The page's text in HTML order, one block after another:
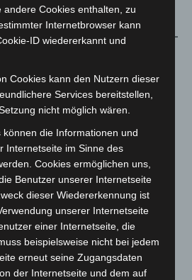
andere Cookies enthalten, zu
Internetbrowser kann
ID wiedererkannt und
Cookies kann den Nutzern dieser
Services bereitstellen,
nicht möglich wären.
können die Informationen und
Internetseite im Sinne des
Cookies ermöglichen uns,
Benutzer unserer Internetseite
dieser Wiedererkennung ist
unserer Internetseite
einer Internetseite, die
beispielsweise nicht bei jedem
erneut seine Zugangsdaten
der Internetseite und dem auf